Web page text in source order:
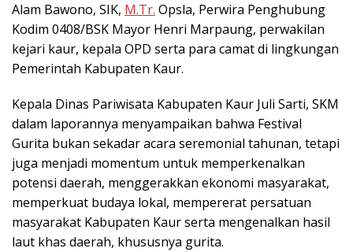
Alam Bawono, SIK, M.Tr. Opsla, Perwira Penghubung
Kodim 0408/BSK Mayor Henri Marpaung, perwakilan
kejari kaur, kepala OPD serta para camat di lingkungan
Pemerintah Kabupaten Kaur.
Kepala Dinas Pariwisata Kabupaten Kaur Juli Sarti, SKM
dalam laporannya menyampaikan bahwa Festival
Gurita bukan sekadar acara seremonial tahunan, tetapi
juga menjadi momentum untuk memperkenalkan
potensi daerah, menggerakkan ekonomi masyarakat,
memperkuat budaya lokal, mempererat persatuan
masyarakat Kabupaten Kaur serta mengenalkan hasil
laut khas daerah, khususnya gurita.